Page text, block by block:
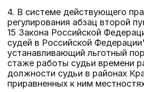
4. В системе действующего
регулирования абзац второй
15 Закона Российской
судей в Российской
устанавливающий льготный
стаже работы судьи времени
должности судьи в районах
приравненных к ним